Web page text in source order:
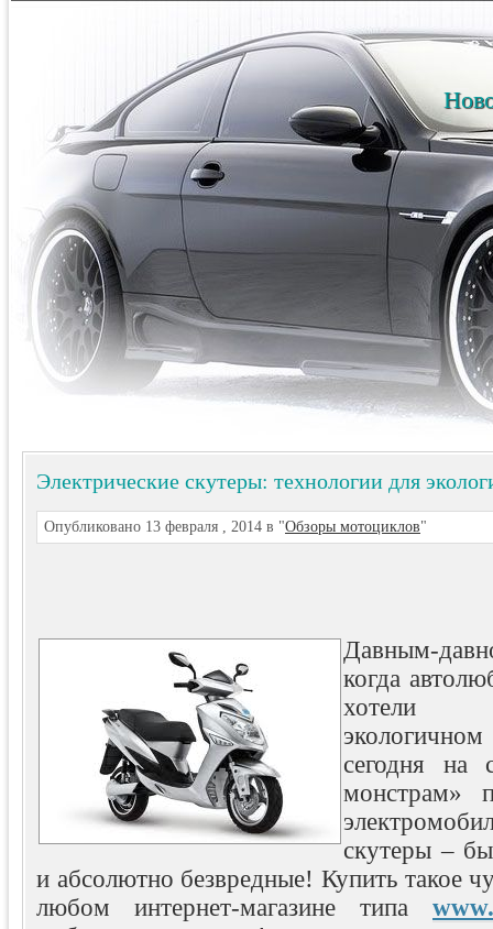
Электрические скутеры: технологии для
Опубликовано 13 февраля , 2014 в "Обзоры мотоциклов"
Давным-
когда
хотели
сегодня на
монстрам»
скутеры–
и абсолютно безвредные! Купить такое
любом интернет-магазине типа